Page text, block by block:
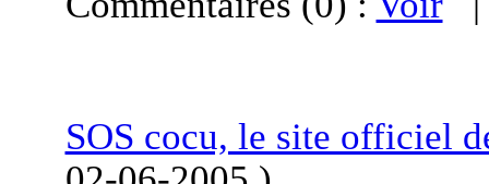
SOS cocu, le site officiel